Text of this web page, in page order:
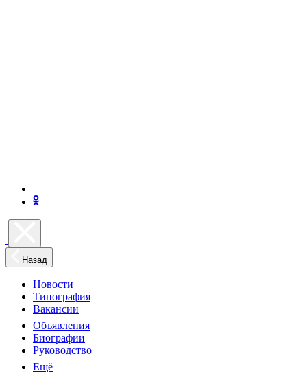
Назад
Новости
Типография
Вакансии
Объявления
Биографии
Руководство
Ещё